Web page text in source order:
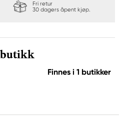
Fri retur
30 dagers åpent kjøp.
Finnes i 1 butikker